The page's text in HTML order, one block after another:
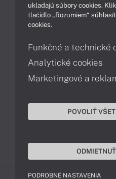
Podpora a servis
043 4224 771
ukladajú súbory cookies.
tlačidlo „Rozumiem“
cookies.
Funkčné a technické
Analytické cookies
Marketingové a
POVOLIŤ
ODMIETNUŤ
PODROBNÉ NASTAVENIA